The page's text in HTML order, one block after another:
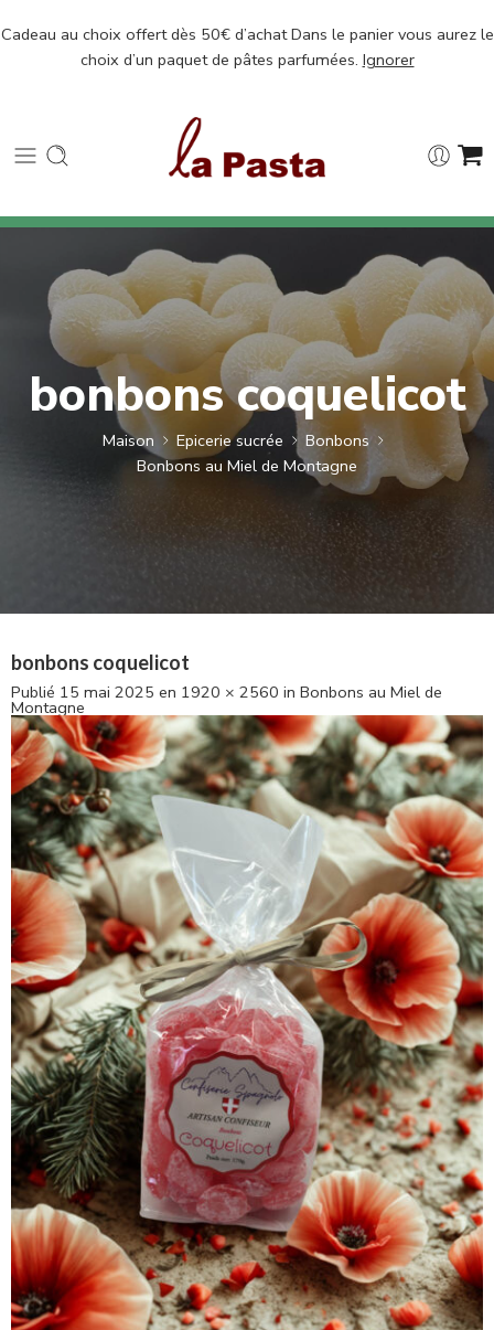
Cadeau au choix offert dès 50€ d’achat Dans le panier vous aurez le
choix d’un paquet de pâtes parfumées. Ignorer
bonbons coquelicot
Maison Epicerie sucrée
Bonbons
Bonbons au Miel de Montagne
bonbons coquelicot
Publié 15 mai 2025 en 1920 × 2560 in Bonbons au Miel de
Montagne